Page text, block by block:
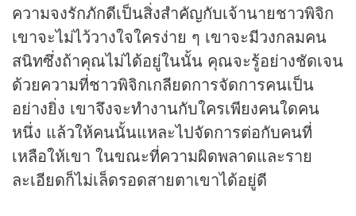
ความจงรักภักดีเป็นสิ่งสำคัญกับเจ้านายชาวพิจิก
เขาจะไม่ไว้วางใจใครง่าย ๆ เขาจะมีวงกลมคน
สนิทซึ่งถ้าคุณไม่ได้อยู่ในนั้น คุณจะรู้อย่างชัดเจน
ด้วยความที่ชาวพิจิกเกลียดการจัดการคนเป็น
อย่างยิ่ง เขาจึงจะทำงานกับใครเพียงคนใดคน
หนึ่ง แล้วให้คนนั้นแหละไปจัดการต่อกับคนที่
เหลือให้เขา ในขณะที่ความผิดพลาดและราย
ละเอียดก็ไม่เล็ดรอดสายตาเขาได้อยู่ดี